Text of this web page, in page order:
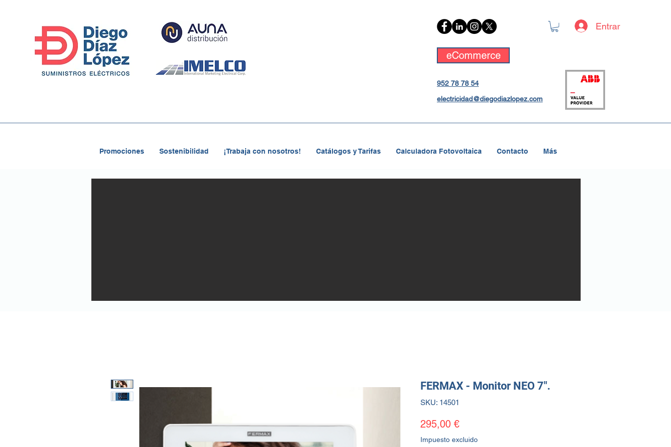
Entrar
952 78 78 54
electricidad@diegodiazlopez.com
eCommerce
Promociones Sostenibilidad ¡Trabaja con nosotros! Catálogos y Tarifas Calculadora Fotovoltaica Contacto Más
FERMAX - Monitor NEO 7".
SKU: 14501
295,00 €Precio
Impuesto excluido